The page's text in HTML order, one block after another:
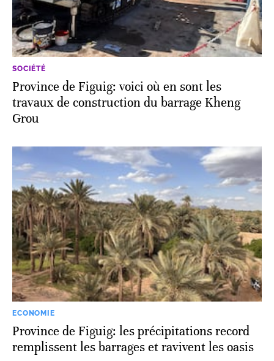
SOCIÉTÉ
Province de Figuig: voici où en sont les
travaux de construction du barrage Kheng
Grou
ECONOMIE
Province de Figuig: les précipitations record
remplissent les barrages et ravivent les oasis